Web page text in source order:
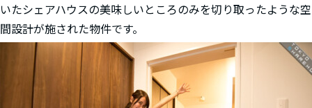
いたシェアハウスの美味しいところのみを切り取ったような空
間設計が施された物件です。